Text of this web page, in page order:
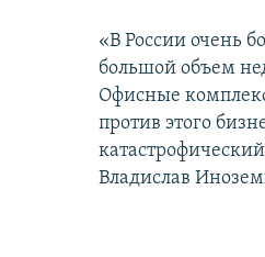
«В России очень
большой объем
Офисные
против этого
Владислав